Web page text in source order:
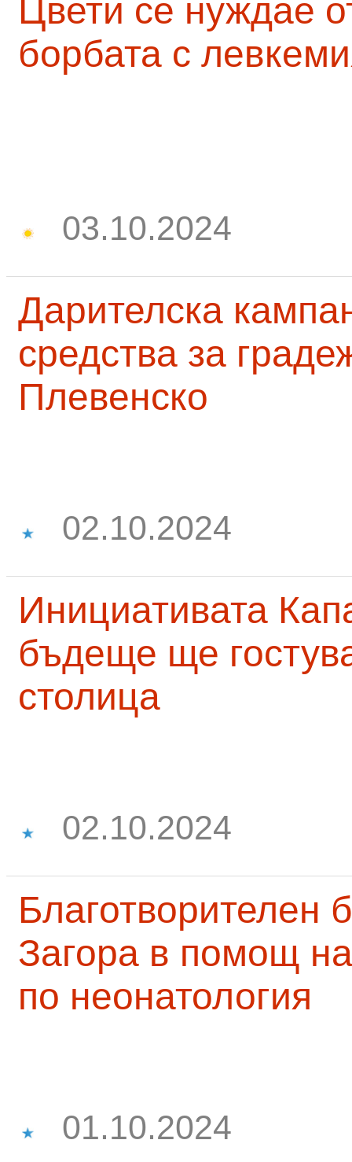
Цвети се нуждае
борбата с
03.10.2024
Дарителска
средства за
Плевенско
02.10.2024
Инициативата
бъдеще ще
столица
02.10.2024
Благотворителен
Загора в помощ
по неонатология
01.10.2024